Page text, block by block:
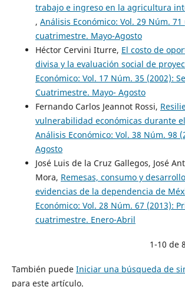
trabajo e ingreso en la agricultura
, Análisis Económico: Vol. 29 Núm.
cuatrimestre. Mayo-Agosto
Héctor Cervini Iturre, El costo de
divisa y la evaluación social de
Económico: Vol. 17 Núm. 35 (2002):
Cuatrimestre. Mayo- Agosto
Fernando Carlos Jeannot Rossi,
vulnerabilidad económicas durante
Análisis Económico: Vol. 38 Núm. 98
Agosto
José Luis de la Cruz Gallegos, José
Mora, Remesas, consumo y
evidencias de la dependencia de
Económico: Vol. 28 Núm. 67 (2013):
cuatrimestre. Enero-Abril
1-10 de
También puede Iniciar una búsqueda de
para este artículo.